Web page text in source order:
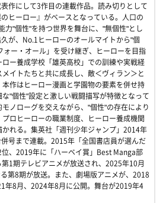
作にして3作目の連載作品。読み切りとして
ヒーロー』がベースとなっている。人口の
力"個性"を持つ世界を舞台に、"無個性"とし
が、No.1ヒーローのオールマイトから"個
ォー・オール」を受け継ぎ、ヒーローを目指
ー養成学校「雄英高校」での訓練や実戦経
イトたちと共に成長し、敵＜ヴィラン＞と
作はヒーロー漫画と学園物の要素を併せ持
"個性"設定と激しい戦闘描写が特徴となって
ノローグを交えながら、"個性"の存在により
ロヒーローの職業制度、ヒーロー養成機関
れる。集英社「週刊少年ジャンプ」2014年
号まで連載。2015年「全国書店員が選んだ
、2019年に「ハーベイ賞」Best Manga部
1期テレビアニメが放送され、2025年10月
第8期が放送。また、劇場版アニメが、2018
年8月、2024年8月に公開。舞台が2019年4